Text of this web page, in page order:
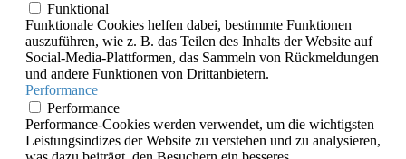
Funktional
Funktionale Cookies helfen dabei, bestimmte Funktionen
auszuführen, wie z. B. das Teilen des Inhalts der Website auf
Social-Media-Plattformen, das Sammeln von Rückmeldungen
und andere Funktionen von Drittanbietern.
Performance
Performance
Performance-Cookies werden verwendet, um die wichtigsten
Leistungsindizes der Website zu verstehen und zu analysieren,